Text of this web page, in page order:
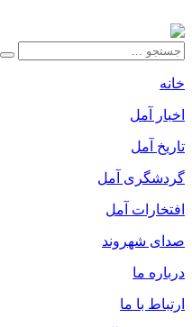
خانه
اخبار آمل
تاریخ آمل
گردشگری آمل
افتخارات آمل
صدای شهروند
درباره ما
ارتباط با ما